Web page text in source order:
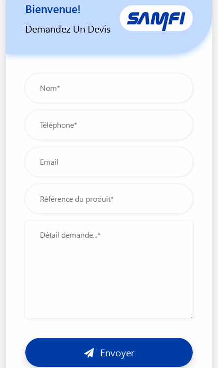
Bienvenue!
Demandez Un Devis
Envoyer